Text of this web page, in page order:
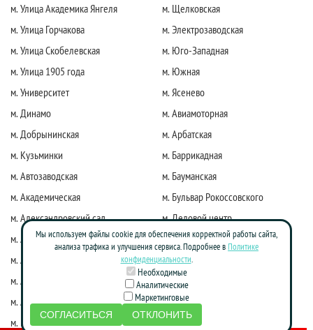
м. Улица Академика Янгеля
м. Улица Горчакова
м. Улица Скобелевская
м. Улица 1905 года
м. Университет
м. Динамо
м. Добрынинская
м. Кузьминки
м. Автозаводская
м. Академическая
м. Александровский сад
м. Алексеевская
м. Алма-Атинская
м. Алтуфьево
м. Аннино
м. Бабушкинская
м. Щелковская
м. Электрозаводская
м. Юго-Западная
м. Южная
м. Ясенево
м. Авиамоторная
м. Арбатская
м. Баррикадная
м. Бауманская
м. Бульвар Рокоссовского
м. Деловой центр
м. Киевская
м. Коломенская
м. Краснопресненская
м. Красные ворота
м. Марксистская
Мы используем файлы cookie для обеспечения корректной работы сайта,
анализа трафика и улучшения сервиса. Подробнее вПолитике
конфиденциальности.
Необходимые
Аналитические
Маркетинговые
СОГЛАСИТЬСЯ ОТКЛОНИТЬ